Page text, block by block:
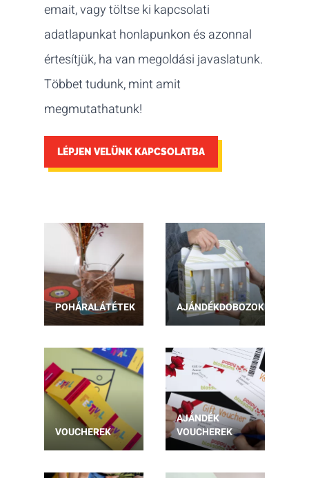
emait, vagy töltse ki kapcsolati
adatlapunkat honlapunkon és azonnal
értesítjük, ha van megoldási javaslatunk.
Többet tudunk, mint amit
megmutathatunk!
LÉPJEN VELÜNK KAPCSOLATBA
POHÁRALÁTÉTEK AJÁNDÉKDOBOZOK
VOUCHEREK
AJÁNDÉK
VOUCHEREK